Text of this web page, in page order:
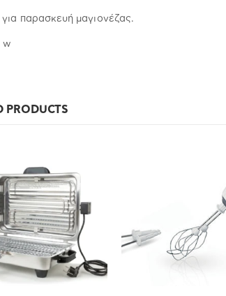
για παρασκευή μαγιονέζας.
w
PRODUCTS
OUT OF